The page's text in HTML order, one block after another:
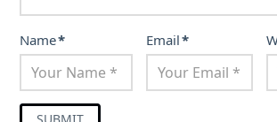
Name* Email*